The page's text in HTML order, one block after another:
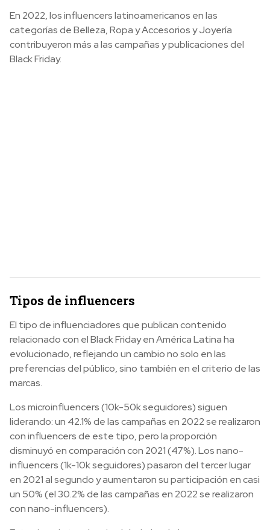
En 2022, los influencers latinoamericanos en las
categorías de Belleza, Ropa y Accesorios y Joyería
contribuyeron más a las campañas y publicaciones del
Black Friday.
Tipos de influencers
El tipo de influenciadores que publican contenido
relacionado con el Black Friday en América Latina ha
evolucionado, reflejando un cambio no solo en las
preferencias del público, sino también en el criterio de las
marcas.
Los microinfluencers (10k-50k seguidores) siguen
liderando: un 42.1% de las campañas en 2022 se realizaron
con influencers de este tipo, pero la proporción
disminuyó en comparación con 2021 (47%). Los nano-
influencers (1k-10k seguidores) pasaron del tercer lugar
en 2021 al segundo y aumentaron su participación en casi
un 50% (el 30.2% de las campañas en 2022 se realizaron
con nano-influencers).